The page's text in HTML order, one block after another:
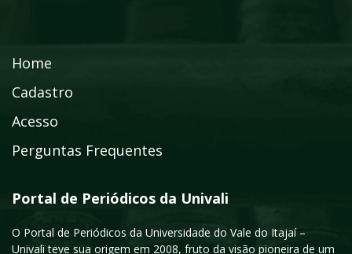
Home
Cadastro
Acesso
Perguntas Frequentes
Portal de Periódicos da Univali
O Portal de Periódicos da Universidade do Vale do Itajaí –
Univali teve sua origem em 2008, fruto da visão pioneira de um